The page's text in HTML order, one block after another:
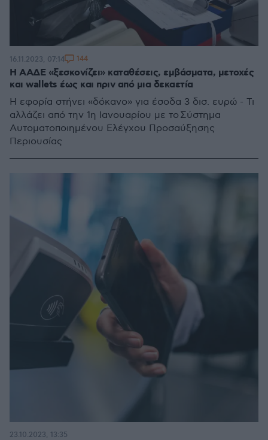
Η ΑΑΔΕ «ξεσκονίζει» καταθέσεις, εμβάσματα, μετοχές
και wallets έως και πριν από μια δεκαετία
Η εφορία στήνει «δόκανο» για έσοδα 3 δισ. ευρώ - Τι
αλλάζει από την 1η Ιανουαρίου με το Σύστημα
Αυτοματοποιημένου Ελέγχου Προσαύξησης
Περιουσίας
16.11.2023, 07:14 144
23.10.2023, 13:35